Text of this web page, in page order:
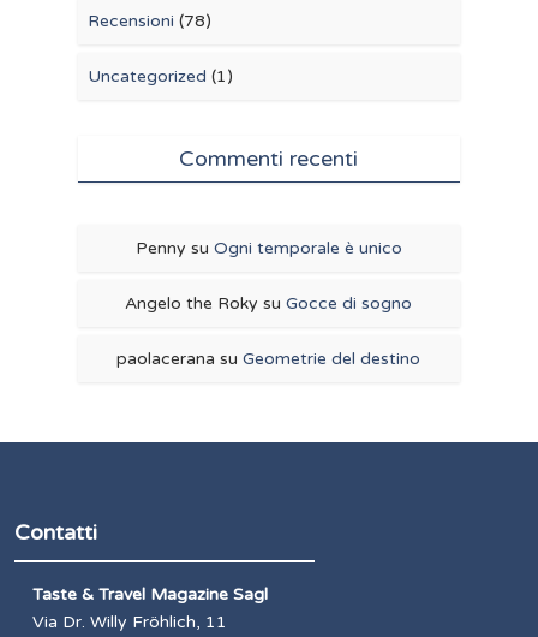
Recensioni (78)
Uncategorized (1)
Commenti recenti
Penny su Ogni temporale è unico
Angelo the Roky suGocce di sogno
paolacerana suGeometrie del destino
Contatti
Taste & Travel Magazine Sagl
Via Dr. Willy Fröhlich, 11